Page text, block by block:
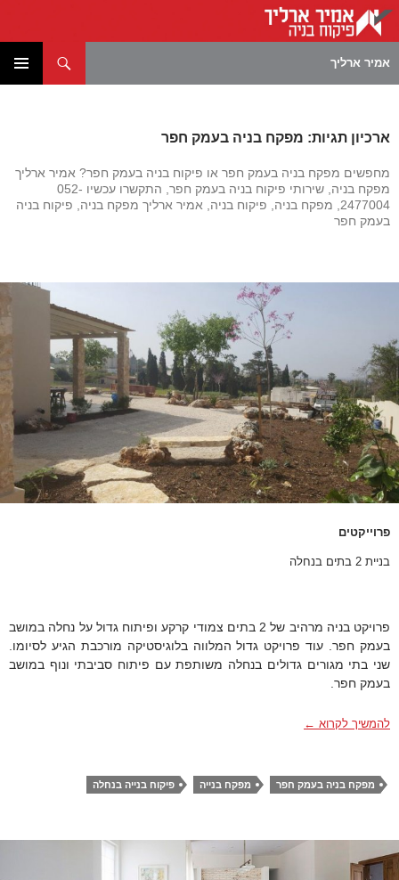
אמיר ארליך
ארכיון תגיות: מפקח בניה בעמק חפר
מחפשים מפקח בניה בעמק חפר או פיקוח בניה בעמק חפר? אמיר ארליך
מפקח בניה, שירותי פיקוח בניה בעמק חפר, התקשרו עכשיו 052-
2477004, מפקח בניה, פיקוח בניה, אמיר ארליך מפקח בניה, פיקוח בניה
בעמק חפר
פרוייקטים
בניית 2 בתים בנחלה
פרויקט בניה מרהיב של 2 בתים צמודי קרקע ופיתוח גדול על נחלה במושב
בעמק חפר. עוד פרויקט גדול המלווה בלוגיסטיקה מורכבת הגיע לסיומו.
שני בתי מגורים גדולים בנחלה משותפת עם פיתוח סביבתי ונוף במושב
בעמק חפר.
להמשיך לקרוא בניית 2 בתים בנחלה←
מפקח בניה בעמק חפר מפקח בנייה פיקוח בנייה בנחלה